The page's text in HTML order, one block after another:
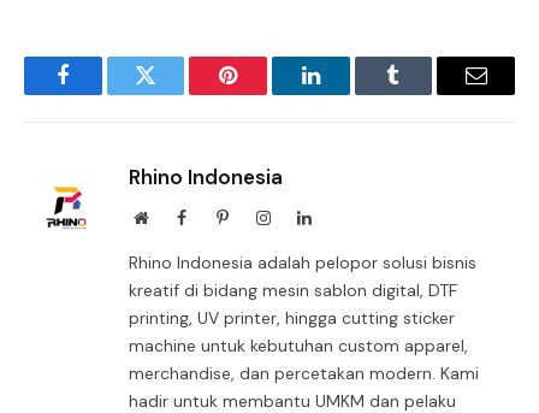
FacebookTwitter Pinterest LinkedInTumblr Email
Rhino Indonesia
WebsiteFacebookPinterestInstagramLinkedIn
Rhino Indonesia adalah pelopor solusi bisnis
kreatif di bidang mesin sablon digital, DTF
printing, UV printer, hingga cutting sticker
machine untuk kebutuhan custom apparel,
merchandise, dan percetakan modern. Kami
hadir untuk membantu UMKM dan pelaku